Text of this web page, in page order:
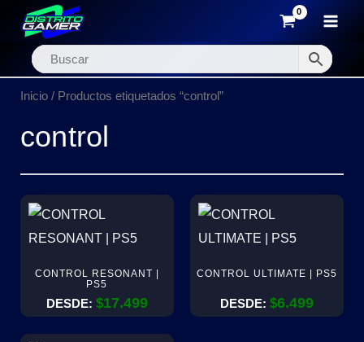
Inicio/ Productos etiquetados “control”
control
CONTROL RESONANT |
PS5
DESDE: $17.499
CONTROL ULTIMATE | PS5
DESDE:$6.499